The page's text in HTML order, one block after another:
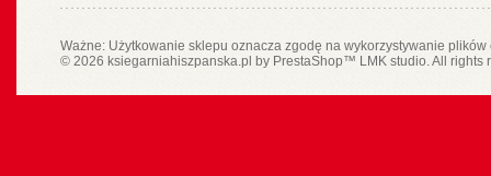
Ważne: Użytkowanie sklepu oznacza zgodę na wykorzystywanie
© 2026 ksiegarniahiszpanska.pl by PrestaShop™ LMK studio. All rights